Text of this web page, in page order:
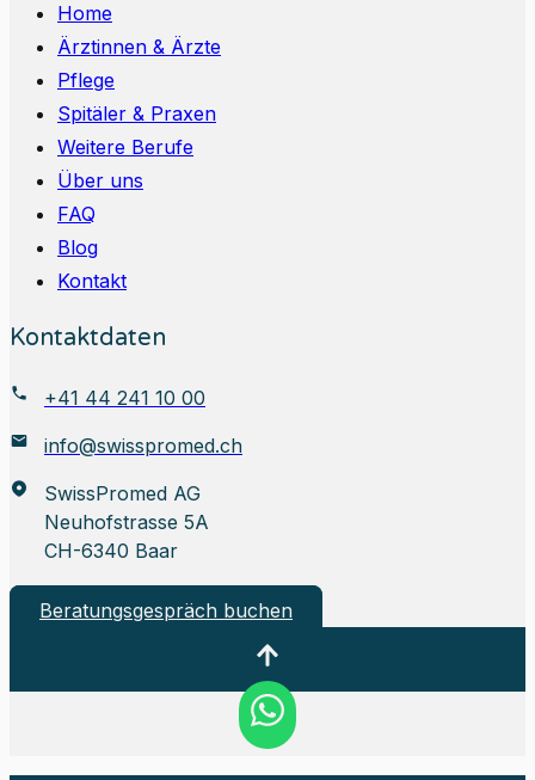
Home
Ärztinnen & Ärzte
Pflege
Spitäler & Praxen
Weitere Berufe
Über uns
FAQ
Blog
Kontakt
Kontaktdaten
+41 44 241 10 00
info@swisspromed.ch
SwissPromed AG
Neuhofstrasse 5A
CH-6340 Baar
Beratungsgespräch buchen